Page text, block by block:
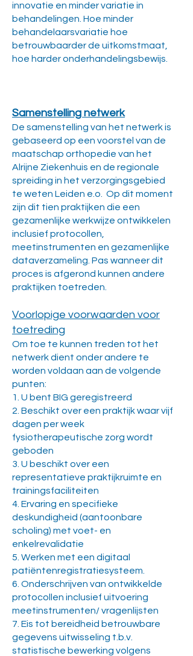
innovatie en minder variatie in
behandelingen. Hoe minder
behandelaarsvariatie hoe
betrouwbaarder de uitkomstmaat,
hoe harder onderhandelingsbewijs.
Samenstelling netwerk
De samenstelling van het netwerkis
gebaseerd op een voorstel van de
maatschap orthopedie van het
Alrijne Ziekenhuis en de regionale
spreiding in het verzorgingsgebied
te weten Leiden e.o. Op dit moment
zijn dit tien praktijken die een
gezamenlijke werkwijze ontwikkelen
inclusief protocollen,
meetinstrumenten en gezamenlijke
dataverzameling. Pas wanneer dit
proces is afgerond kunnen andere
praktijken toetreden.
Voorlopige voorwaarden voor
toetreding
Om toe te kunnen treden tot het
netwerk dient onder andere te
worden voldaan aan de volgende
punten:
1. U bent BIG geregistreerd
2. Beschikt over een praktijk waar vijf
dagen per week
fysiotherapeutische zorg wordt
geboden
3. U beschikt over een
representatieve praktijkruimte en
trainingsfaciliteiten
4. Ervaring en specifieke
deskundigheid (aantoonbare
scholing) met voet- en
enkelrevalidatie
5. Werken met een digitaal
patiëntenregistratiesysteem.
6. Onderschrijven van ontwikkelde
protocollen inclusief uitvoering
meetinstrumenten/ vragenlijsten
7. Eis tot bereidheid betrouwbare
gegevens uitwisseling t.b.v.
statistische bewerking volgens